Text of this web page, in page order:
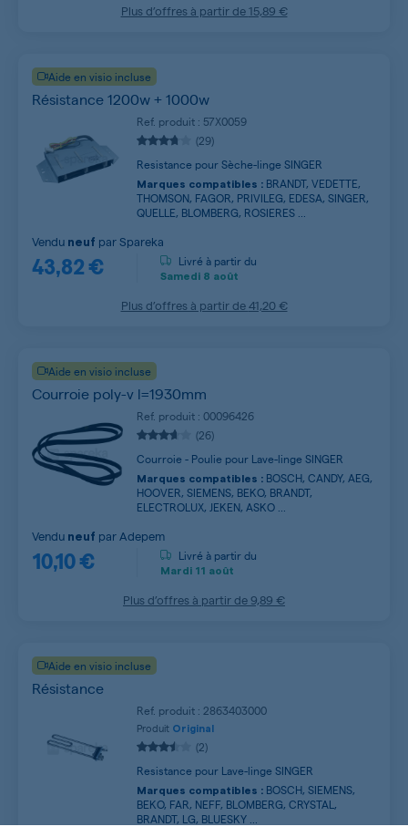
Plus d’offres à partir de15,89 €
Aide en visio incluse
Résistance 1200w + 1000w
Ref. produit : 57X0059
(29)
Resistance pour Sèche-linge SINGER
Marques compatibles : BRANDT, VEDETTE,
THOMSON, FAGOR, PRIVILEG, EDESA, SINGER,
QUELLE, BLOMBERG, ROSIERES ...
43,82 €
Vendu neuf parSpareka
Livré à partir du
Samedi 8 août
Plus d’offres à partir de41,20 €
Aide en visio incluse
Courroie poly-v l=1930mm
Ref. produit : 00096426
(26)
Courroie - Poulie pour Lave-linge SINGER
Marques compatibles : BOSCH, CANDY, AEG,
HOOVER, SIEMENS, BEKO, BRANDT,
ELECTROLUX, JEKEN, ASKO ...
10,10 €
Vendu neuf par Adepem
Livré à partir du
Mardi 11 août
Plus d’offres à partir de 9,89 €
Aide en visio incluse
Résistance
Ref. produit : 2863403000
Produit Original
(2)
Resistance pour Lave-linge SINGER
Marques compatibles : BOSCH, SIEMENS,
BEKO, FAR, NEFF, BLOMBERG, CRYSTAL,
BRANDT, LG, BLUESKY ...